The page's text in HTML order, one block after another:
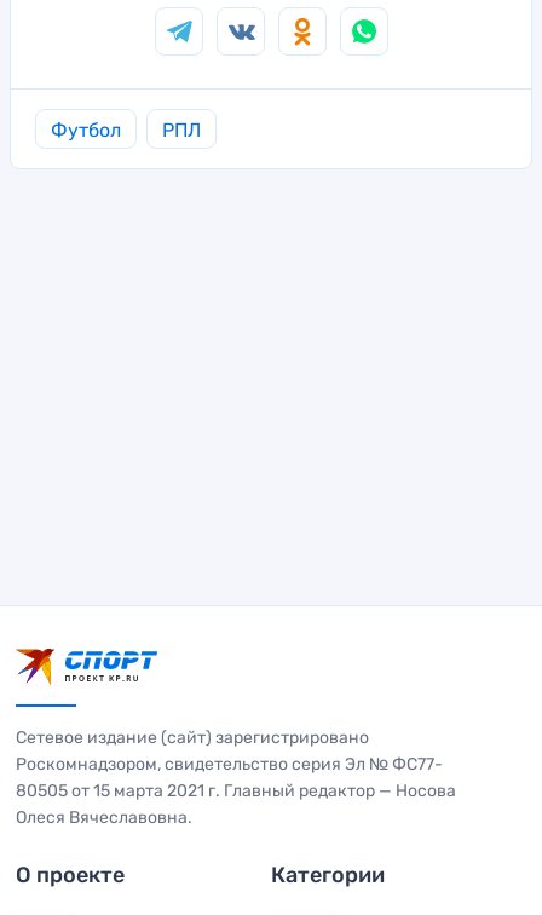
Футбол РПЛ
Сетевое издание (сайт) зарегистрировано
Роскомнадзором, свидетельство серия Эл № ФС77-
80505 от 15 марта 2021 г. Главный редактор — Носова
Олеся Вячеславовна.
О проекте Категории